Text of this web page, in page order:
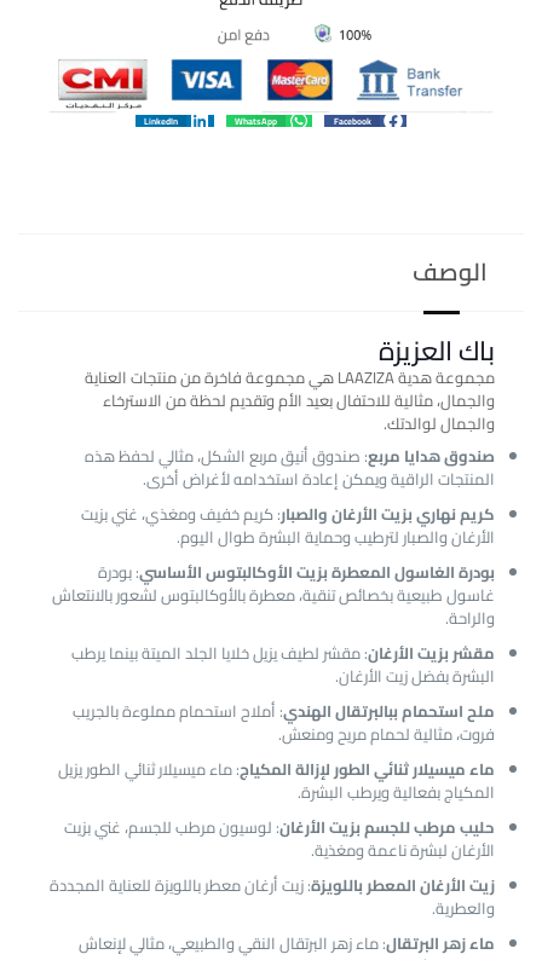
Facebook
WhatsApp
LinkedIn
الوصف
باك العزيزة
مجموعة هدية LAAZIZA هي مجموعة فاخرة من منتجات العناية
والجمال، مثالية للاحتفال بعيد الأم وتقديم لحظة من الاسترخاء
والجمال لوالدتك.
صندوق هدايا مربع: صندوق أنيق مربع الشكل، مثالي لحفظ هذه
المنتجات الراقية ويمكن إعادة استخدامه لأغراض أخرى.
كريم نهاري بزيت الأرغان والصبار: كريم خفيف ومغذي، غني بزيت
الأرغان والصبار لترطيب وحماية البشرة طوال اليوم.
بودرة الغاسول المعطرة بزيت الأوكالبتوس الأساسي: بودرة
غاسول طبيعية بخصائص تنقية، معطرة بالأوكالبتوس لشعور بالانتعاش
والراحة.
مقشر بزيت الأرغان: مقشر لطيف يزيل خلايا الجلد الميتة بينما يرطب
البشرة بفضل زيت الأرغان.
ملح استحمام ببالبرتقال الهندي: أملاح استحمام مملوءة بالجريب
فروت، مثالية لحمام مريح ومنعش.
ماء ميسيلار ثنائي الطور لإزالة المكياج: ماء ميسيلار ثنائي الطور يزيل
المكياج بفعالية ويرطب البشرة.
حليب مرطب للجسم بزيت الأرغان: لوسيون مرطب للجسم، غني بزيت
الأرغان لبشرة ناعمة ومغذية.
زيت الأرغان المعطر باللويزة: زيت أرغان معطر باللويزة للعناية المجددة
والعطرية.
ماء زهر البرتقال: ماء زهر البرتقال النقي والطبيعي، مثالي لإنعاش